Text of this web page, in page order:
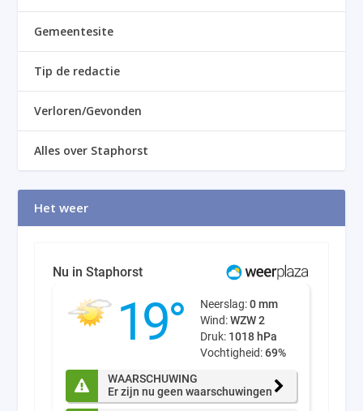
Gemeentesite
Tip de redactie
Verloren/Gevonden
Alles over Staphorst
Het weer